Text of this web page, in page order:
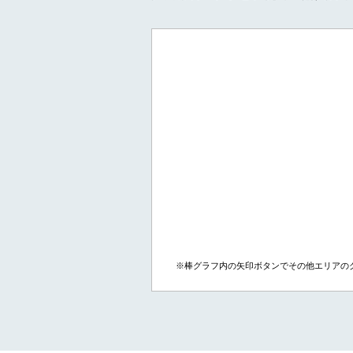
※棒グラフ内の矢印ボタンでその他エリアの